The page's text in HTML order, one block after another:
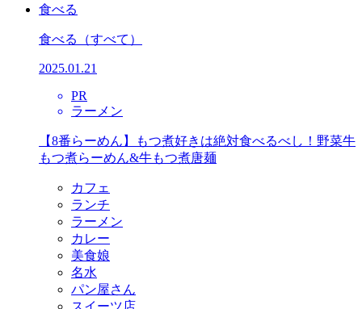
食べる
食べる （すべて）
2025.01.21
PR
ラーメン
【8番らーめん】もつ煮好きは絶対食べるべし！野菜牛
もつ煮らーめん&牛もつ煮唐麺
カフェ
ランチ
ラーメン
カレー
美食娘
名水
パン屋さん
スイーツ店